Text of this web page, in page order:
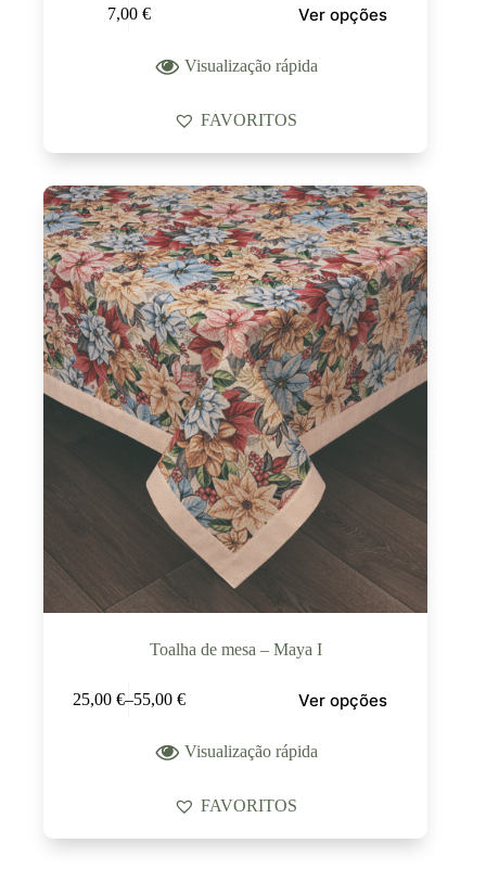
7,00 € Ver opções
Visualização rápida
FAVORITOS
Toalha de mesa – Maya I
25,00 €–55,00 € Ver opções
Visualização rápida
FAVORITOS